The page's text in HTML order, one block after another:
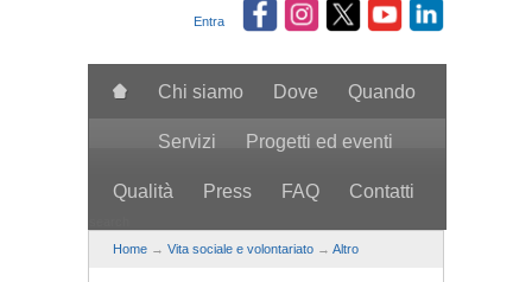
Entra
Chi siamo Dove Quando
Servizi Progetti ed eventi
Qualità Press FAQ Contatti
Home → Vita sociale e volontariato → Altro